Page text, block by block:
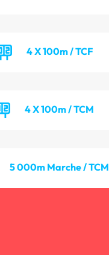
4 X 100m / TCF
4 X 100m / TCM
5 000m Marche / TCM